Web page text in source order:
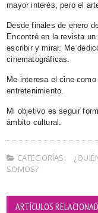
mayor interés, pero el
Desde finales de enero
Encontré en la revista
escribir y mirar. Me
cinematográficas.
Me interesa el cine
entretenimiento.
Mi objetivo es seguir
ámbito cultural.
CATEGORÍAS:
SOMOS?
ARTÍCULOS